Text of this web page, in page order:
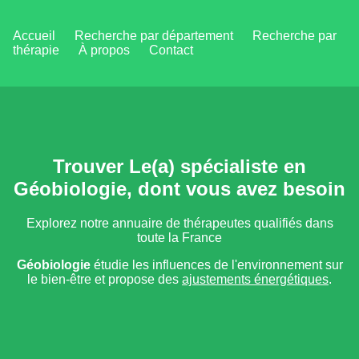
Accueil Recherche par département
Recherche par
thérapie
À propos Contact
Trouver Le(a) spécialiste en
Géobiologie, dont vous avez besoin
Explorez notre annuaire de thérapeutes qualifiés dans
toute la France
Géobiologieétudie les influences de l'environnement sur
le bien-être et propose des ajustements énergétiques.